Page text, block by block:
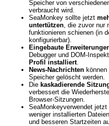
Speicher von
verbraucht wird.
SeaMonkey sollte jetzt
untertützen , die zuvor
funktionieren schienen (in
konfigurierbar).
Eingebaute
Debugger und DOM-
Profil installiert.
News-Nachrichten
Speicher gelöscht werden.
Die kaskadierende
verbessert die
Browser-Sitzungen.
SeaMonkeyverwendet jetzt
weniger installierten
und besseren Startzeiten